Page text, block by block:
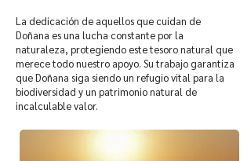
La dedicación de aquellos que cuidan de
Doñana es una lucha constante por la
naturaleza, protegiendo este tesoro natural que
merece todo nuestro apoyo. Su trabajo garantiza
que Doñana siga siendo un refugio vital para la
biodiversidad y un patrimonio natural de
incalculable valor.